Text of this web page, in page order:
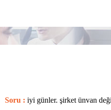
Soru : iyi günler. şirket ünvan